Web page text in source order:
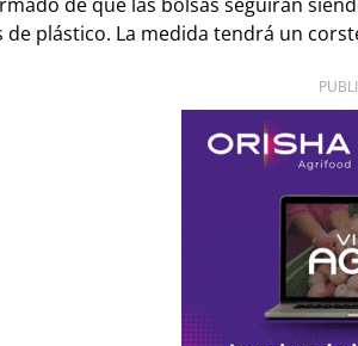
de plástico. La medida tendrá un